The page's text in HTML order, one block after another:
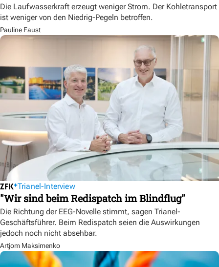
Die Laufwasserkraft erzeugt weniger Strom. Der Kohletransport
ist weniger von den Niedrig-Pegeln betroffen.
Pauline Faust
Trianel-Interview
"Wir sind beim Redispatch im Blindflug"
Die Richtung der EEG-Novelle stimmt, sagen Trianel-
Geschäftsführer. Beim Redispatch seien die Auswirkungen
jedoch noch nicht absehbar.
Artjom Maksimenko